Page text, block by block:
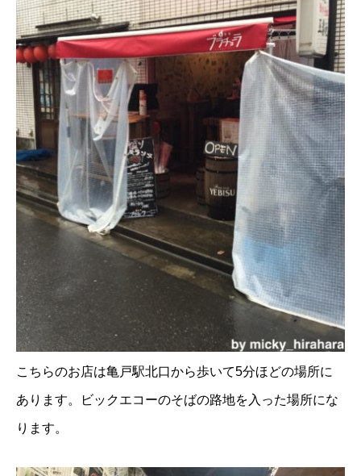
こちらのお店は亀戸駅北口から歩いて5分ほどの場所に
あります。ビックエコーのそばの路地を入った場所にな
ります。